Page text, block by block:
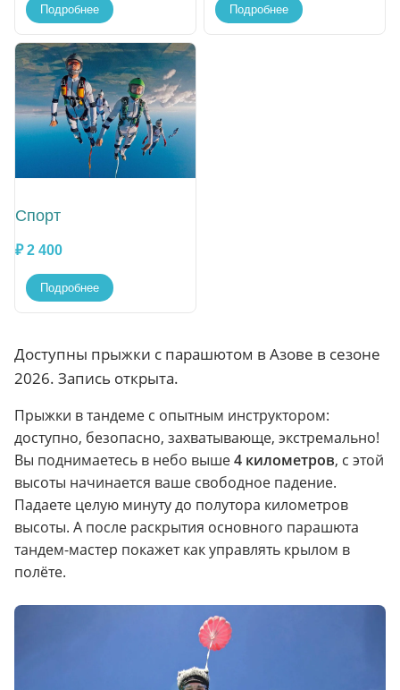
Подробнее Подробнее
Спорт
₽ 2 400
Подробнее
Доступны прыжки с парашютом в Азове в сезоне
2026. Запись открыта.
Прыжки в тандеме с опытным инструктором:
доступно, безопасно, захватывающе, экстремально!
Вы поднимаетесь в небо выше4 километров, с этой
высоты начинается ваше свободное падение.
Падаете целую минуту до полутора километров
высоты. А после раскрытия основного парашюта
тандем-мастер покажет как управлять крылом в
полёте.